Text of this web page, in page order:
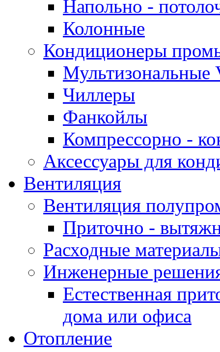
Напольно -
Колонные
Кондиционеры
Мультизональные
Чиллеры
Фанкойлы
Компрессорно -
Аксессуары для
Вентиляция
Вентиляция
Приточно -
Расходные
Инженерные
Естественная
дома или офиса
Отопление